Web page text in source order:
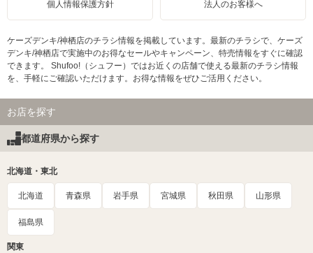
個人情報保護方針 法人のお客様へ
ケーズデンキ/神栖店のチラシ情報を掲載しています。最新のチラシで、ケーズ
デンキ/神栖店で実施中のお得なセールやキャンペーン、特売情報をすぐに確認
できます。 Shufoo!（シュフー）ではお近くの店舗で使える最新のチラシ情報
を、手軽にご確認いただけます。お得な情報をぜひご活用ください。
お店を探す
都道府県から探す
北海道・東北
北海道 青森県 岩手県 宮城県 秋田県 山形県
福島県
関東